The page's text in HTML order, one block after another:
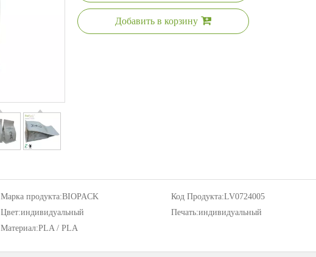
Добавить в корзину
Марка продукта:BIOPACK Код Продукта:LV0724005
Цвет:индивидуальный Печать:индивидуальный
Материал:PLA / PLA